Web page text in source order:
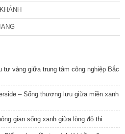
tư vàng giữa trung tâm công nghiệp Bắc
– Sống thượng lưu giữa miền xanh
gian sống xanh giữa lòng đô thị